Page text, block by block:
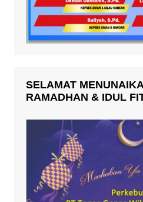
SELAMAT
RAMADHAN & IDUL